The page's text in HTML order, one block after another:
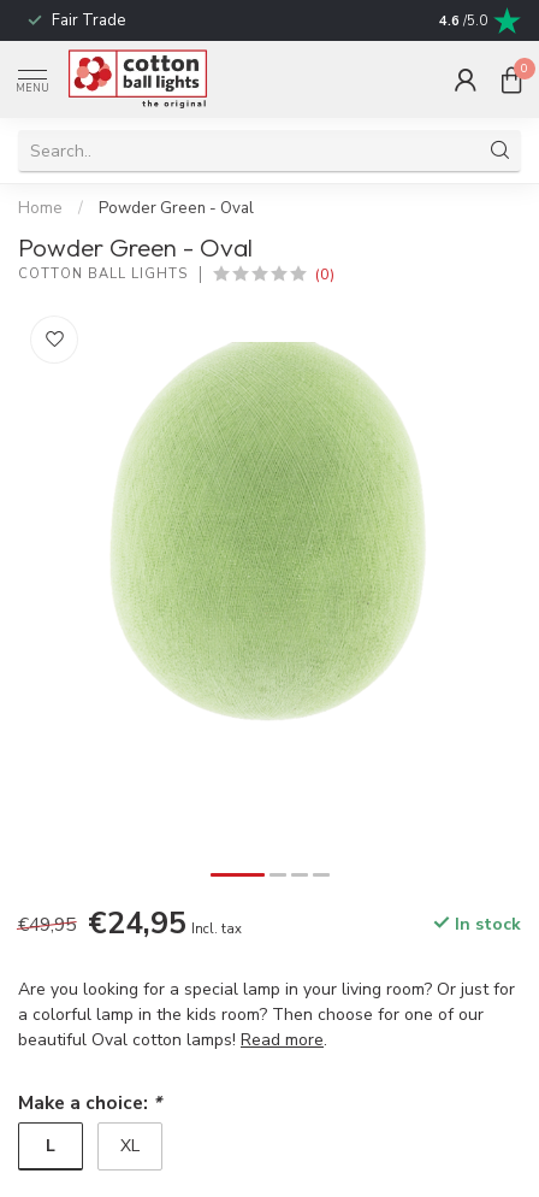
Fair Trade ! No shipping
4.6 /5.0
MENU
0
Home / Powder Green - Oval
Powder Green - Oval
COTTON BALL LIGHTS (0)
€49,95 €24,95 Incl. tax In stock
Are you looking for a special lamp in your living room? Or just for
a colorful lamp in the kids room? Then choose for one of our
beautiful Oval cotton lamps! Read more.
Make a choice: *
L XL